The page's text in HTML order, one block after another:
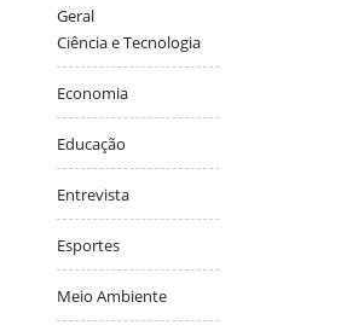
Geral
Ciência e Tecnologia
Economia
Educação
Entrevista
Esportes
Meio Ambiente